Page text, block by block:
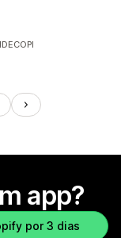
app?
por 3 dias